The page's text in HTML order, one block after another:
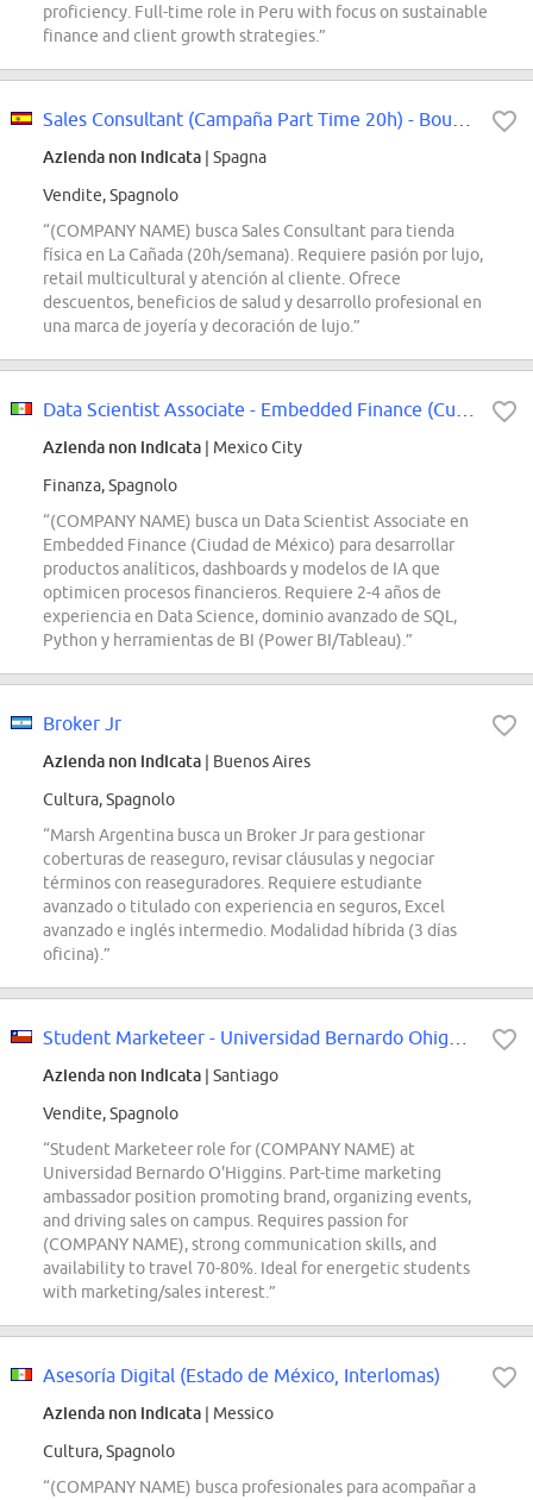
proficiency. Full-time role in Peru with focus on sustainable
finance and client growth strategies.”
Azienda non indicata | Spagna
Vendite, Spagnolo
“(COMPANY NAME) busca Sales Consultant para tienda
física en La Cañada (20h/semana). Requiere pasión por lujo,
retail multicultural y atención al cliente. Ofrece
descuentos, beneficios de salud y desarrollo profesional en
una marca de joyería y decoración de lujo.”
Azienda non indicata | Mexico City
Finanza, Spagnolo
“(COMPANY NAME) busca un Data Scientist Associate en
Embedded Finance (Ciudad de México) para desarrollar
productos analíticos, dashboards y modelos de IA que
optimicen procesos financieros. Requiere 2-4 años de
experiencia en Data Science, dominio avanzado de SQL,
Python y herramientas de BI (Power BI/Tableau).”
Broker Jr
Azienda non indicata | Buenos Aires
Cultura, Spagnolo
“Marsh Argentina busca un Broker Jr para gestionar
coberturas de reaseguro, revisar cláusulas y negociar
términos con reaseguradores. Requiere estudiante
avanzado o titulado con experiencia en seguros, Excel
avanzado e inglés intermedio. Modalidad híbrida (3 días
oficina).”
Azienda non indicata | Santiago
Vendite, Spagnolo
“Student Marketeer role for (COMPANY NAME) at
Universidad Bernardo O'Higgins. Part-time marketing
ambassador position promoting brand, organizing events,
and driving sales on campus. Requires passion for
(COMPANY NAME), strong communication skills, and
availability to travel 70-80%. Ideal for energetic students
with marketing/sales interest.”
Asesoría Digital (Estado de México, Interlomas)
Azienda non indicata | Messico
Cultura, Spagnolo
“(COMPANY NAME) busca profesionales para acompañar a